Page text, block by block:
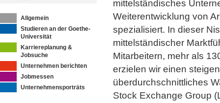
Allgemein
Studieren an der Goethe-
Universität
Karriereplanung &
Jobsuche
Unternehmen berichten
Jobmessen
Unternehmensporträts
mittelständisches
Weiterentwicklung von
spezialisiert. In dieser
mittelständischer
Mitarbeitern, mehr als
erzielen wir einen
überdurchschnittliches
Stock Exchange Group